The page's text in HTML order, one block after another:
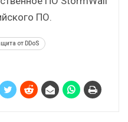
ПО.
от DDoS